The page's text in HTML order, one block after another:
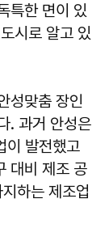
특한 면이 있
시로 알고 있
성맞춤 장인
. 과거 안성은
이 발전했고
대비 제조 공
하는 제조업